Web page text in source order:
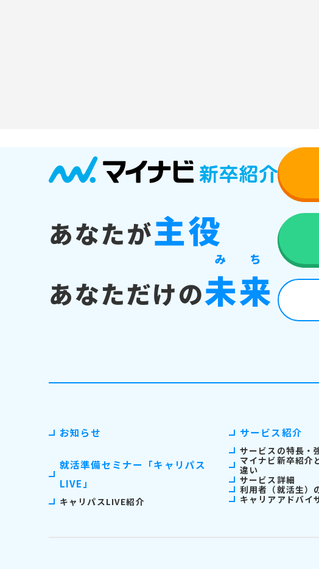
あなたが主役
あなただけの未
み
来
ち
お知らせ
就活準備セミナー「キャリパス
LIVE」
キャリパスLIVE紹介
サービス紹介
サービスの特長・
マイナビ新卒紹介
違い
サービス詳細
利用者（就活生）
キャリアアドバイ